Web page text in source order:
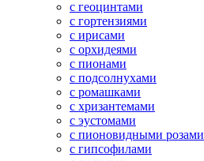
с геоцинтами
с гортензиями
с ирисами
с орхидеями
с пионами
с подсолнухами
с ромашками
с хризантемами
с эустомами
с пионовидными розами
с гипсофилами